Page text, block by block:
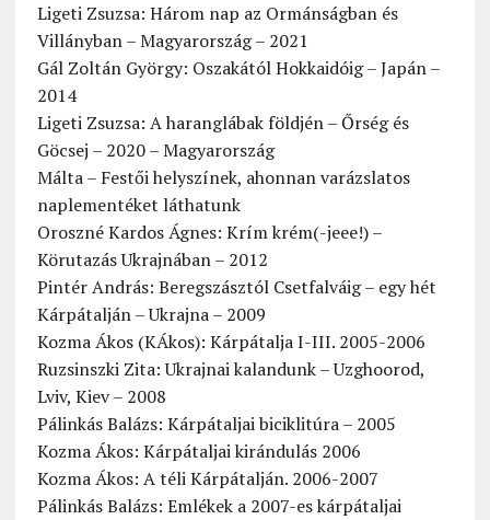
Ligeti Zsuzsa: Három nap az Ormánságban és
Villányban – Magyarország – 2021
Gál Zoltán György: Oszakától Hokkaidóig – Japán –
2014
Ligeti Zsuzsa: A haranglábak földjén – Őrség és
Göcsej – 2020 – Magyarország
Málta – Festői helyszínek, ahonnan varázslatos
naplementéket láthatunk
Oroszné Kardos Ágnes: Krím krém(-jeee!) –
Körutazás Ukrajnában – 2012
Pintér András: Beregszásztól Csetfalváig – egy hét
Kárpátalján – Ukrajna – 2009
Kozma Ákos (KÁkos): Kárpátalja I-III. 2005-2006
Ruzsinszki Zita: Ukrajnai kalandunk – Uzghoorod,
Lviv, Kiev – 2008
Pálinkás Balázs: Kárpátaljai biciklitúra – 2005
Kozma Ákos: Kárpátaljai kirándulás 2006
Kozma Ákos: A téli Kárpátalján. 2006-2007
Pálinkás Balázs: Emlékek a 2007-es kárpátaljai